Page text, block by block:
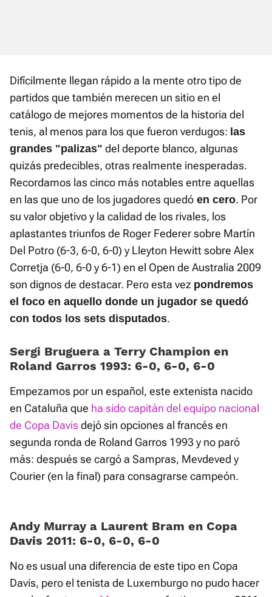
Difícilmente llegan rápido a la mente otro tipo de
partidos que también merecen un sitio en el
catálogo de mejores momentos de la historia del
tenis, al menos para los que fueron verdugos: las
grandes "palizas" del deporte blanco, algunas
quizás predecibles, otras realmente inesperadas.
Recordamos las cinco más notables entre aquellas
en las que uno de los jugadores quedó en cero. Por
su valor objetivo y la calidad de los rivales, los
aplastantes triunfos de Roger Federer sobre Martín
Del Potro (6-3, 6-0, 6-0) y Lleyton Hewitt sobre Alex
Corretja (6-0, 6-0 y 6-1) en el Open de Australia 2009
son dignos de destacar. Pero esta vez pondremos
el foco en aquello donde un jugador se quedó
con todos los sets disputados.
Sergi Bruguera a Terry Champion en
Roland Garros 1993: 6-0, 6-0, 6-0
Empezamos por un español, este extenista nacido
en Cataluña que ha sido capitán del equipo nacional
de Copa Davisdejó sin opciones al francés en
segunda ronda de Roland Garros 1993 y no paró
más: después se cargó a Sampras, Mevdeved y
Courier (en la final) para consagrarse campeón.
Andy Murray a Laurent Bram en Copa
Davis 2011: 6-0, 6-0, 6-0
No es usual una diferencia de este tipo en Copa
Davis, pero el tenista de Luxemburgo no pudo hacer